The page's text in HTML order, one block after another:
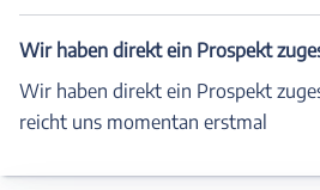
Wir haben direkt ein Prospekt
Wir haben direkt ein Prospekt
reicht uns momentan erstmal